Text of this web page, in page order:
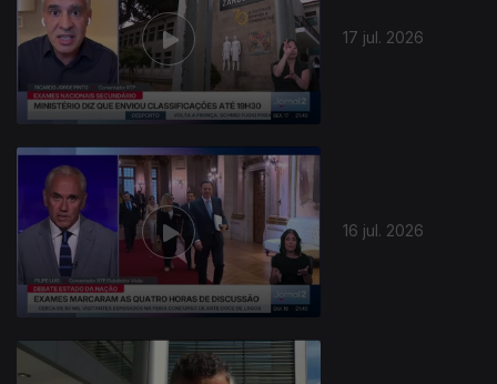
17 jul. 2026
16 jul. 2026
943008